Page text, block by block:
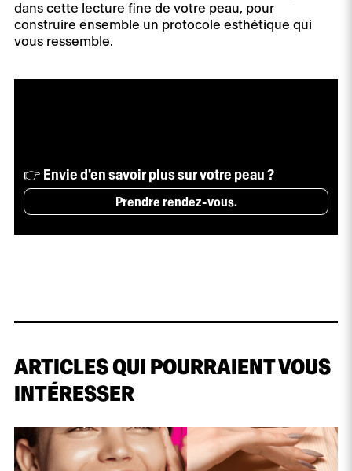
dans cette lecture fine de votre peau, pour
construire ensemble un protocole esthétique qui
vous ressemble.
👉 Envie d'en savoir plus sur votre peau ?
Prendre rendez-vous.
ARTICLES QUI POURRAIENT VOUS
INTÉRESSER